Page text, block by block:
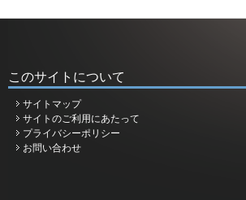
このサイトについて
サイトマップ
サイトのご利用にあたって
プライバシーポリシー
お問い合わせ